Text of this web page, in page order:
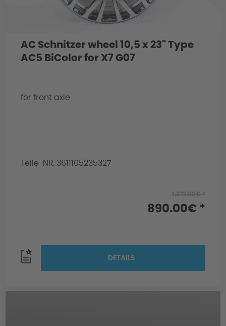
AC Schnitzer wheel 10,5 x 23" Type
AC5 BiColor for X7 G07
for front axle
Teile-NR. 3611105235327
890.00€ *
DETAILS